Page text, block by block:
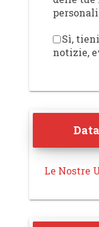
Sì,
notizie,
Le Nostre